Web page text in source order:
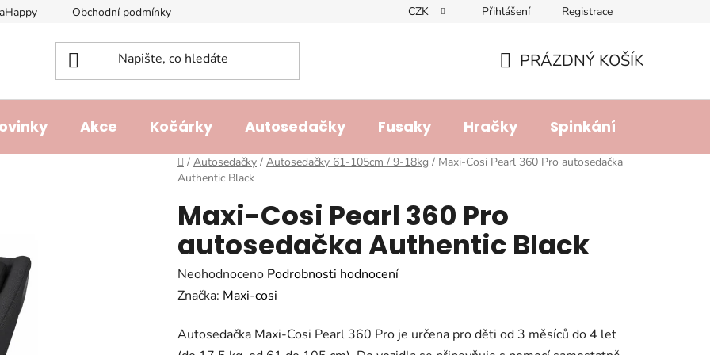
Obchodní podmínky Doprava a platba Lhůta pro vyřízení reklamace
CZK Přihlášení Registrace
KOŠÍK
PRÁZDNÝ KOŠÍK
Akce Kočárky Autosedačky Fusaky Hračky Spinkání
Domů
/ Autosedačky / Autosedačky 61-105cm / 9-18kg / Maxi-Cosi Pearl 360 Pro autosedačka
Authentic Black
Maxi-Cosi Pearl 360 Pro
autosedačka Authentic Black
Průměrné
hodnocení
je
Neohodnoceno Podrobnosti hodnocení
Značka: Maxi-cosi
Autosedačka Maxi-Cosi Pearl 360 Pro je určena pro děti od 3 měsíců do 4 let